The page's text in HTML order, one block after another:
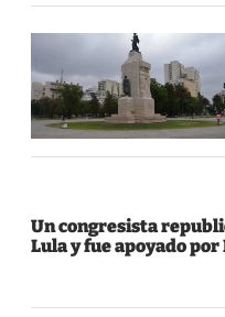
Un congresista
Lula y fue apoyado por